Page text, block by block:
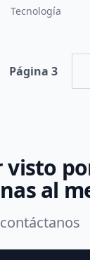
Tecnología
Página 3
visto
al